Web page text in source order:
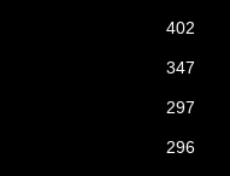
402
347
297
296